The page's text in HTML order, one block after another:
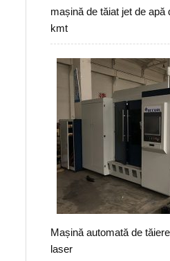
mașină de tăiat jet de
kmt
Mașină automată de
laser